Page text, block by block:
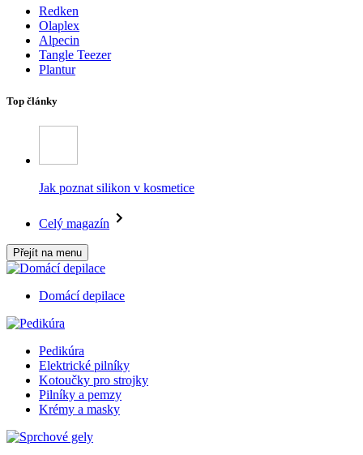
Redken
Olaplex
Alpecin
Tangle Teezer
Plantur
Top články
Jak poznat silikon v kosmetice
Celý magazín
Přejít na menu
Domácí depilace
Pedikúra
Elektrické pilníky
Kotoučky pro strojky
Pilníky a pemzy
Krémy a masky